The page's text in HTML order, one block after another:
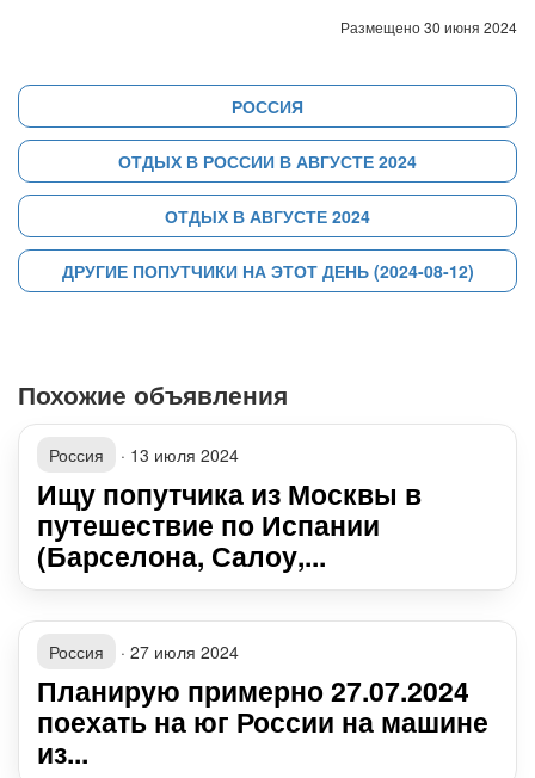
Размещено 30 июня 2024
РОССИЯ
ОТДЫХ В РОССИИ В АВГУСТЕ 2024
ОТДЫХ В АВГУСТЕ 2024
ДРУГИЕ ПОПУТЧИКИ НА ЭТОТ ДЕНЬ (2024-08-12)
Похожие объявления
Россия · 13 июля 2024
Ищу попутчика из Москвы в
путешествие по Испании
(Барселона, Салоу,...
Россия · 27 июля 2024
Планирую примерно 27.07.2024
поехать на юг России на машине
из...